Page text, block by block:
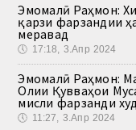
Эмомалӣ Раҳмон:
қарзи фарзандии
меравад
🕔 17:18, 3.Апр 2024
Эмомалӣ Раҳмон:
Олии Қувваҳои
мисли фарзанди
🕔 11:27, 3.Апр 2024